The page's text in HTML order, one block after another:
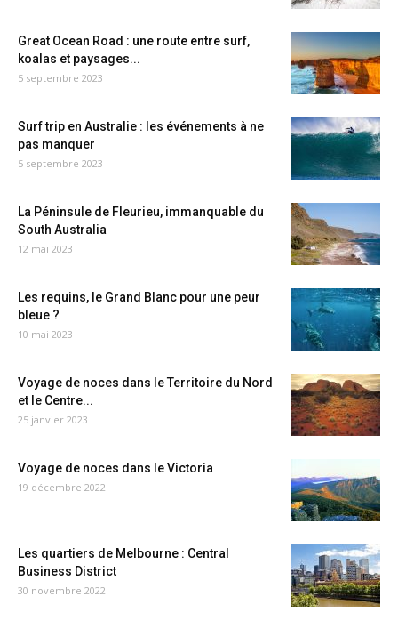
Great Ocean Road : une route entre surf,
koalas et paysages...
5 septembre 2023
Surf trip en Australie : les événements à ne
pas manquer
5 septembre 2023
La Péninsule de Fleurieu, immanquable du
South Australia
12 mai 2023
Les requins, le Grand Blanc pour une peur
bleue ?
10 mai 2023
Voyage de noces dans le Territoire du Nord
et le Centre...
25 janvier 2023
Voyage de noces dans le Victoria
19 décembre 2022
Les quartiers de Melbourne : Central
Business District
30 novembre 2022